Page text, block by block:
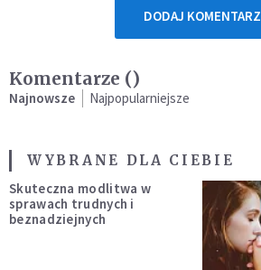
DODAJ KOMENTARZ
Komentarze ()
Najnowsze Najpopularniejsze
WYBRANE DLA CIEBIE
Skuteczna modlitwa w
sprawach trudnych i
beznadziejnych